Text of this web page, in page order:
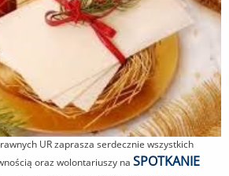
UR zaprasza serdecznie wszystkich
oraz wolontariuszy na SPOTKANIE